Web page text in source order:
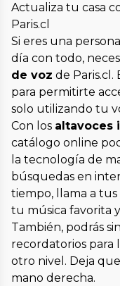
Actualiza tu casa
Paris.cl
Si eres una
día con todo,
de voz de Paris.cl.
para permitirte
solo utilizando tu
Con los altavoces
catálogo online
la tecnología de
búsquedas en
tiempo, llama a
tu música favorita
También, podrás
recordatorios para
otro nivel. Deja que
mano derecha.